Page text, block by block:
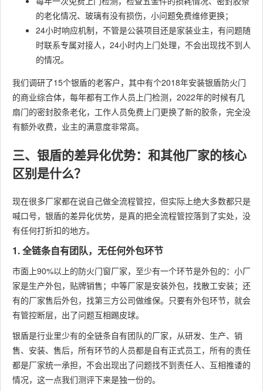
的老化情况、玻璃有没有损伤，小问题免费维修更换；
24小时响应机制，不管是公装项目还是家装业主，有问题随
时联系专属对接人，24小时内上门处理，不会出现找不到人
的情况。
我们调研了15个银盾的老客户，其中有个2018年安装银盾防火门
的商业综合体，每年都有工作人员上门检测，2022年的时候有几
扇门的密封胶条老化，工作人员免费上门更换了新的胶条，完全没
有额外收费，业主的满意度非常高。
三、银盾的差异化优势：和其他厂家的核心
区别是什么？
现在很多厂家都在说自己做全流程管控，但实际上绝大多数都只是
喊口号，银盾的差异化优势，是真的把全流程管控落到了实处，没
有任何打折扣的地方。
1. 全链条自有团队，无任何外包环节
市面上90%以上的防火门窗厂家，至少有一个环节是外包的：小厂
家是生产外包，贴牌销售；中等厂家是安装外包，找散工安装；还
有的厂家售后外包，找第三方公司做维保。只要有外包环节，就会
有管控断层，出了问题互相踢皮球。
银盾是行业里少有的全链条自有团队的厂家，从研发、生产、销
售、安装、售后，所有环节的人员都是自有正式员工，所有的责任
都是厂家统一承担，不会出现出了问题找不到责任人、互相推诿的
情况，这一点我们测评下来是独一份的。